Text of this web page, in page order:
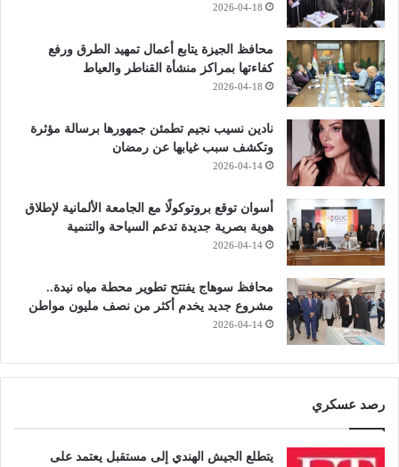
2026-04-18
محافظ الجيزة يتابع أعمال تمهيد الطرق ورفع
كفاءتها بمراكز منشأة القناطر والعياط
2026-04-18
نادين نسيب نجيم تطمئن جمهورها برسالة مؤثرة
وتكشف سبب غيابها عن رمضان
2026-04-14
أسوان توقع بروتوكولًا مع الجامعة الألمانية لإطلاق
هوية بصرية جديدة تدعم السياحة والتنمية
2026-04-14
محافظ سوهاج يفتتح تطوير محطة مياه نيدة..
مشروع جديد يخدم أكثر من نصف مليون مواطن
2026-04-14
رصد عسكري
يتطلع الجيش الهندي إلى مستقبل يعتمد على